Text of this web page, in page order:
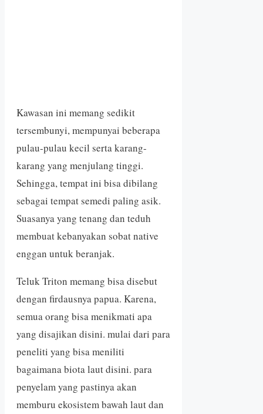
Kawasan ini memang sedikit
tersembunyi, mempunyai beberapa
pulau-pulau kecil serta karang-
karang yang menjulang tinggi.
Sehingga, tempat ini bisa dibilang
sebagai tempat semedi paling asik.
Suasanya yang tenang dan teduh
membuat kebanyakan sobat native
enggan untuk beranjak.
Teluk Triton memang bisa disebut
dengan firdausnya papua. Karena,
semua orang bisa menikmati apa
yang disajikan disini. mulai dari para
peneliti yang bisa meniliti
bagaimana biota laut disini. para
penyelam yang pastinya akan
memburu ekosistem bawah laut dan